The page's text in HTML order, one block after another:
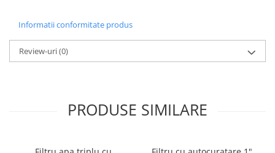
Informatii conformitate produs
Review-uri(0)
PRODUSE SIMILARE